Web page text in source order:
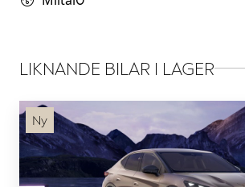
LIKNANDE BILAR I LAGER
Ny